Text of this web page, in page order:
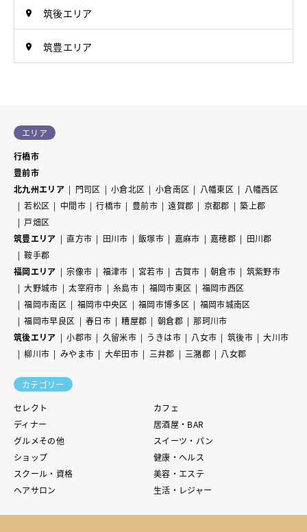
筑後エリア
筑豊エリア
エリア
行橋市
豊前市
北九州エリア
門司区 小倉北区 小倉南区 八幡東区
八幡西区
若松区
中間市 行橋市 豊前市 遠賀郡 京都郡
築上郡
戸畑区
筑豊エリア
直方市 田川市 飯塚市 嘉麻市 嘉穂郡
田川郡
鞍手郡
福岡エリア
宗像市 福津市 宮若市 古賀市 朝倉市
筑紫野市
大野城市
太宰府市 糸島市 福岡市東区
福岡市西区
福岡市南区
福岡市中央区 福岡市博多区
福岡市城南区
福岡市早良区
春日市 糟屋郡 朝倉郡
那珂川市
筑後エリア
小郡市 久留米市 うきは市 八女市 筑後市
大川市
柳川市
みやま市 大牟田市 三井郡 三潴郡 八女郡
カテゴリー
セレクト
カフェ
ディナー
居酒屋・BAR
グルメその他
スイーツ・パン
ショップ
健康・ヘルス
スクール・資格
美容・エステ
ヘアサロン
生活・レジャー